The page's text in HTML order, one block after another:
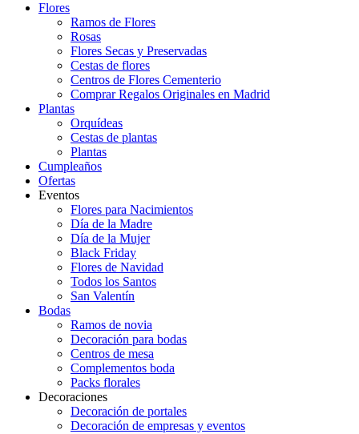
Flores
Ramos de Flores
Rosas
Flores Secas y Preservadas
Cestas de flores
Centros de Flores Cementerio
Comprar Regalos Originales en Madrid
Plantas
Orquídeas
Cestas de plantas
Plantas
Cumpleaños
Ofertas
Eventos
Flores para Nacimientos
Día de la Madre
Día de la Mujer
Black Friday
Flores de Navidad
Todos los Santos
San Valentín
Bodas
Ramos de novia
Decoración para bodas
Centros de mesa
Complementos boda
Packs florales
Decoraciones
Decoración de portales
Decoración de empresas y eventos